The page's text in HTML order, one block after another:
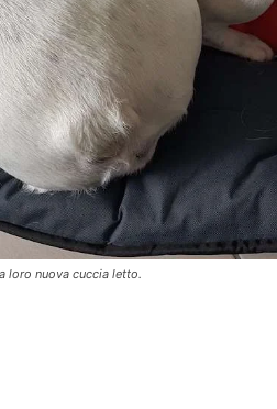
loro nuova cuccia letto.